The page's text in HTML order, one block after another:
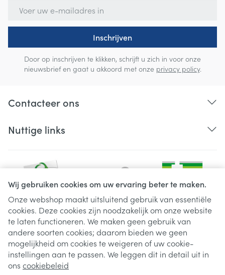
Wij gebruiken cookies om uw ervaring beter te maken.
Onze webshop maakt uitsluitend gebruik van essentiële
cookies. Deze cookies zijn noodzakelijk om onze website
te laten functioneren. We maken geen gebruik van
andere soorten cookies; daarom bieden we geen
mogelijkheid om cookies te weigeren of uw cookie-
instellingen aan te passen. We leggen dit in detail uit in
ons cookiebeleid
Inschrijven
Door op inschrijven te klikken, schrijft u zich in voor onze
nieuwsbrief en gaat u akkoord met onze privacy policy.
Contacteer ons
Nuttige links
Juridische links